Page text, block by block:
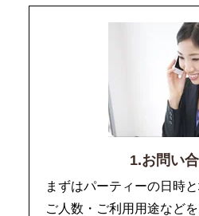
1.お問い
まずはパーティーの日時
ご人数・ご利用用途などを